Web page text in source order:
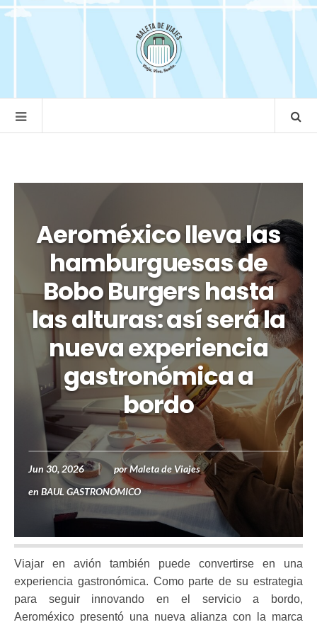
Aeroméxico lleva las
hamburguesas de
Bobo Burgers hasta
las alturas: así será la
nueva experiencia
gastronómica a
bordo
Jun 30, 2026 porMaleta de Viajes
en BAUL GASTRONÓMICO
Viajar en avión también puede convertirse en una
experiencia gastronómica. Como parte de su estrategia
para seguir innovando en el servicio a bordo,
Aeroméxico presentó una nueva alianza con la marca